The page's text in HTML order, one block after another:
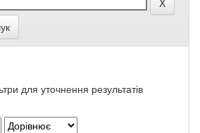
для уточнення результатів